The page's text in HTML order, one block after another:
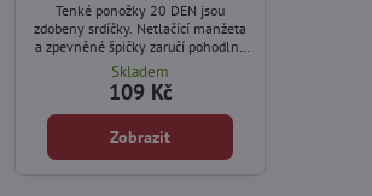
Tenké ponožky 20 DEN jsou
zdobeny srdíčky. Netlačící manžeta
a zpevněné špičky zaručí pohodlné
nošení.
Skladem
109 Kč
Zobrazit